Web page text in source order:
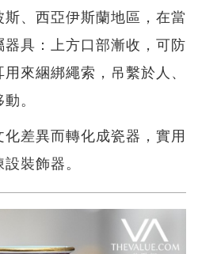
、西亞伊斯蘭地區，在當
具：上方口部漸收，可防
來綑綁繩索，吊繫於人、
。
差異而轉化成瓷器，實用
裝飾器。